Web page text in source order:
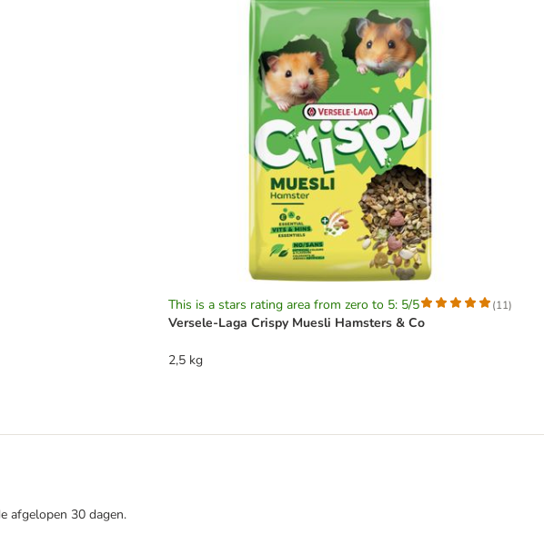
This is a stars rating area from zero to 5: 5/5 (11)
Versele-Laga Crispy Muesli Hamsters & Co
2,5 kg
afgelopen 30 dagen.